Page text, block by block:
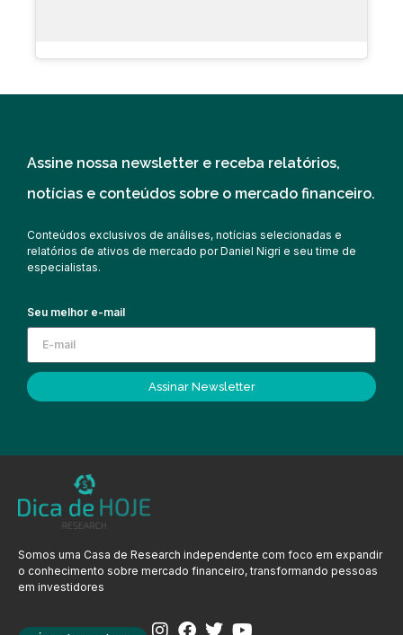
Assine nossa newsletter e receba relatórios,
notícias e conteúdos sobre o mercado financeiro.
Conteúdos exclusivos de análises, notícias selecionadas e
relatórios de ativos de mercado por Daniel Nigri e seu time de
especialistas.
Seu melhor e-mail
Assinar Newsletter
Somos uma Casa de Research independente com foco em expandir
o conhecimento sobre mercado financeiro, transformando pessoas
em investidores